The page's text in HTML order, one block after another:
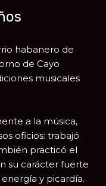
habanero de
de Cayo
musicales
a la música,
oficios: trabajó
practicó el
su carácter fuerte
y picardía.